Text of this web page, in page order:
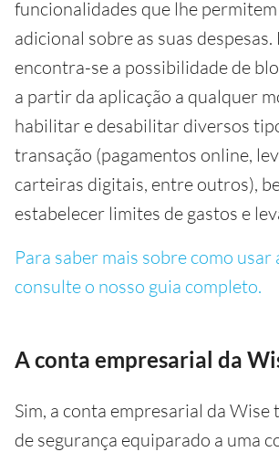
funcionalidades que lhe
adicional sobre as suas despesas.
encontra-se a possibilidade de
a partir da aplicação a qualquer
habilitar e desabilitar diversos
transação (pagamentos online,
carteiras digitais, entre outros),
estabelecer limites de gastos e
Para saber mais sobre como usar
consulte o nosso guia completo.
A conta empresarial da
Sim, a conta empresarial da Wise
de segurança equiparado a uma